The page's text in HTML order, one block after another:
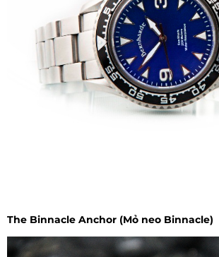
The Binnacle Anchor (Mỏ neo Binnacle)